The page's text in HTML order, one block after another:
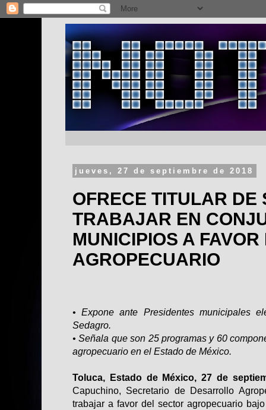
jueves, 27 de septiembre de 2018
OFRECE TITULAR DE
TRABAJAR EN
MUNICIPIOS A
AGROPECUARIO
• Expone ante Presidentes municipales
Sedagro.
• Señala que son 25 programas y 60
agropecuario en el Estado de México.
Toluca, Estado de México, 27 de
Capuchino, Secretario de Desarrollo
trabajar a favor del sector agropecuario